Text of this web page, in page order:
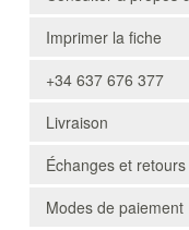
Imprimer la fiche
+34 637 676 377
Livraison
Échanges et retours
Modes de paiement